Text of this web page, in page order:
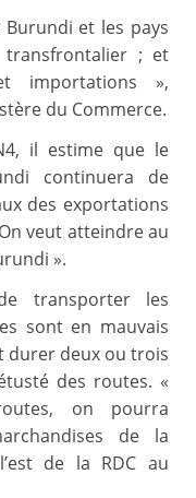
et les pays
transfrontalier ; et
importations »,
du Commerce.
il estime que le
continuera de
des exportations
veut atteindre au
».
transporter les
sont en mauvais
durer deux ou trois
des routes. «
on pourra
de la
de la RDC au